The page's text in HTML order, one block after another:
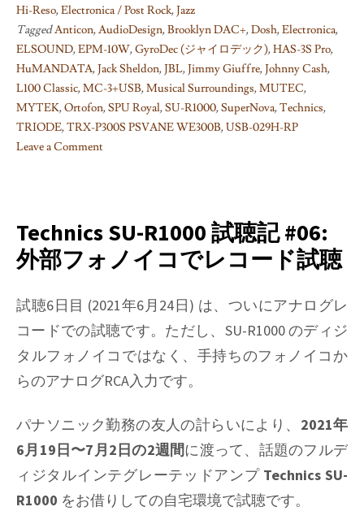
Hi-Reso,Electronica / Post Rock,Jazz
TaggedAnticon,AudioDesign,Brooklyn DAC+,Dosh,Electronica,
ELSOUND,EPM-10W,GyroDec (ジャイロデック),HAS-3S Pro,
HuMANDATA,Jack Sheldon,JBL,Jimmy Giuffre,Johnny Cash,
L100 Classic,MC-3+USB,Musical Surroundings,MUTEC,
MYTEK,Ortofon,SPU Royal,SU-R1000,SuperNova,Technics,
TRIODE,TRX-P300S PSVANE WE300B,USB-029H-RP
Leave a Comment
R1000
試
聴
#07/#08/#09/#10:
続
き
ナ
グ
入
力
Technics SU-R1000 試聴記 #06:
外部フォノイコでレコード試聴
試聴6日目 (2021年6月24日) は、ついにアナログレ
コードでの試聴です。ただし、SU-R1000 のディジ
タルフォノイコではなく、手持ちのフォノイコか
らのアナログRCA入力です。
パナソニック勤務の友人の計らいにより、 2021年
6月19日〜7月2日の2週間に渡って、話題のフルデ
ィジタルインテグレーテッドアンプ Technics SU-
R1000 をお借りしての自宅環境で試聴です。